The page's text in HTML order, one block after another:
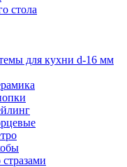
стола
для кухни d-16 мм